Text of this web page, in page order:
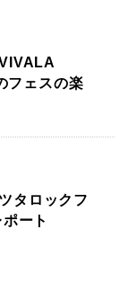
ェスの楽
タロックフ
ート